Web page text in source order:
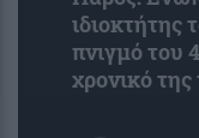
ιδιοκτήτης
πνιγμό του
χρονικό